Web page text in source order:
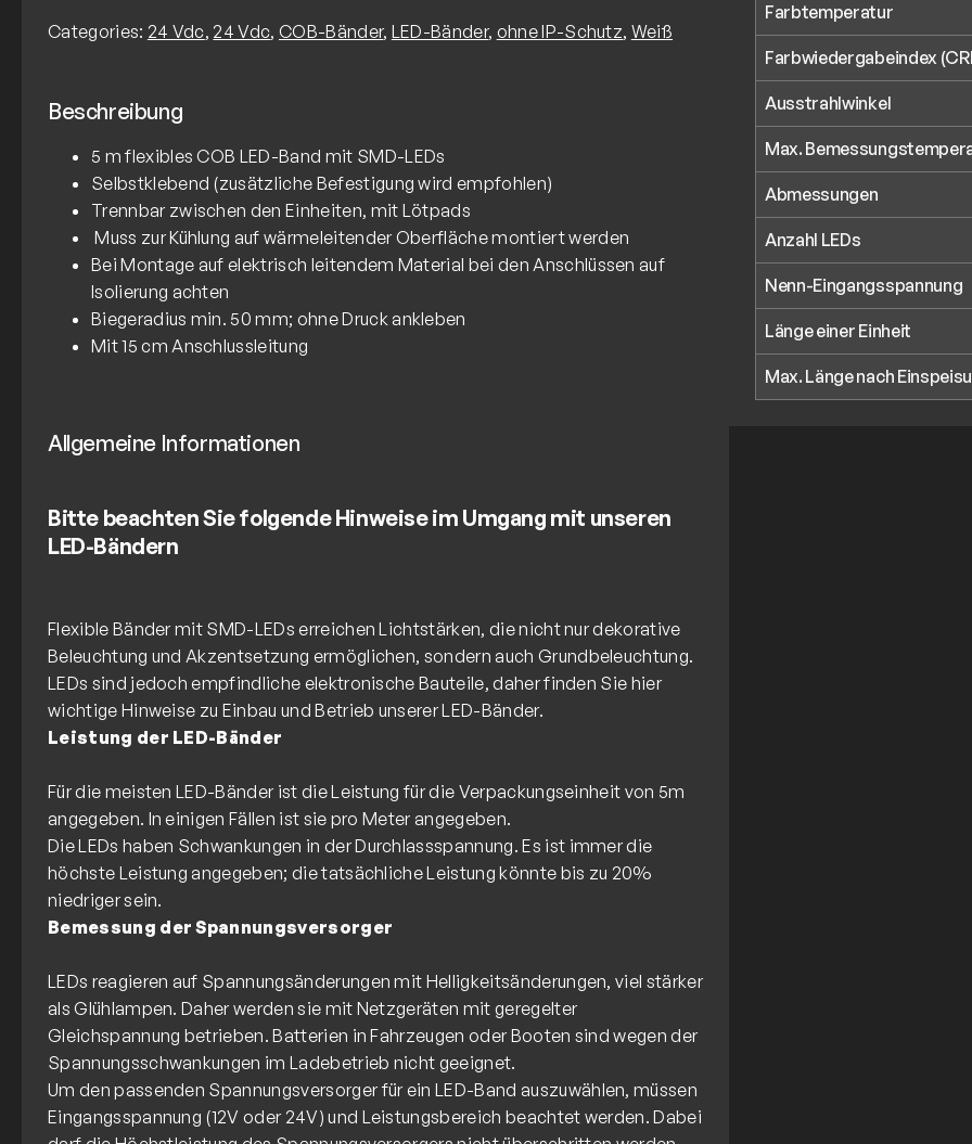
Categories: 24 Vdc, 24 Vdc, COB-Bänder, LED-Bänder, ohne IP-Schutz, Weiß
Beschreibung
5 m flexibles COB LED-Band mit SMD-LEDs
Selbstklebend (zusätzliche Befestigung wird empfohlen)
Trennbar zwischen den Einheiten, mit Lötpads
Muss zur Kühlung auf wärmeleitender Oberfläche montiert werden
Bei Montage auf elektrisch leitendem Material bei den Anschlüssen auf
Isolierung achten
Biegeradius min. 50 mm; ohne Druck ankleben
Mit 15 cm Anschlussleitung
Allgemeine Informationen
Bitte beachten Sie folgende Hinweise im Umgang mit unseren
LED-Bändern
Flexible Bänder mit SMD-LEDs erreichen Lichtstärken, die nicht nur dekorative
Beleuchtung und Akzentsetzung ermöglichen, sondern auch Grundbeleuchtung.
LEDs sind jedoch empfindliche elektronische Bauteile, daher finden Sie hier
Leistung der LED-Bänder
Für die meisten LED-Bänder ist die Leistung für die Verpackungseinheit von 5m
angegeben. In einigen Fällen ist sie pro Meter angegeben.
Die LEDs haben Schwankungen in der Durchlassspannung. Es ist immer die
höchste Leistung angegeben; die tatsächliche Leistung könnte bis zu 20%
Bemessung der Spannungsversorger
LEDs reagieren auf Spannungsänderungen mit Helligkeitsänderungen, viel stärker
als Glühlampen. Daher werden sie mit Netzgeräten mit geregelter
Gleichspannung betrieben. Batterien in Fahrzeugen oder Booten sind wegen der
Spannungsschwankungen im Ladebetrieb nicht geeignet.
Um den passenden Spannungsversorger für ein LED-Band auszuwählen, müssen
Eingangsspannung (12V oder 24V) und Leistungsbereich beachtet werden. Dabei
Farbtemperatur
Farbwiedergabeindex
Ausstrahlwinkel
Max.
Abmessungen
Anzahl LEDs
Nenn-Eingangsspannung
Länge einer Einheit
Max. Länge nach